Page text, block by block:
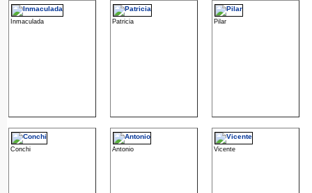
Inmaculada Patricia Pilar
Conchi Antonio Vicente